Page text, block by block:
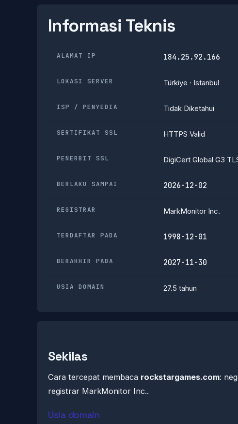
Informasi Teknis
ALAMAT IP 184.25.92.166
LOKASI SERVER Türkiye · Istanbul
ISP / PENYEDIA Tidak Diketahui
SERTIFIKAT SSL HTTPS Valid
PENERBIT SSL DigiCert Global G3
BERLAKU SAMPAI 2026-12-02
REGISTRAR MarkMonitor Inc.
TERDAFTAR PADA 1998-12-01
BERAKHIR PADA 2027-11-30
USIA DOMAIN 27.5 tahun
Sekilas
Cara tercepat membaca rockstargames.com:
registrar MarkMonitor Inc..
Usia domain